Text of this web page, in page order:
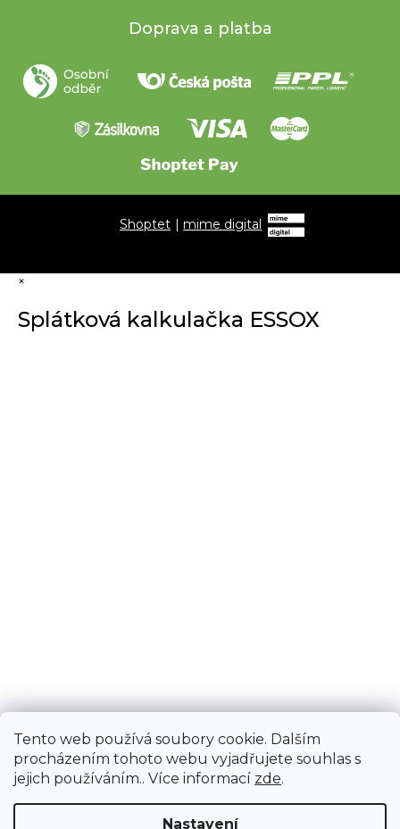
Tento web používá soubory cookie. Dalším
procházením tohoto webu vyjadřujete souhlas s
jejich používáním.. Více informací zde.
Nastavení
Doprava a platba
Shoptet |mime digital
×
Splátková kalkulačka ESSOX